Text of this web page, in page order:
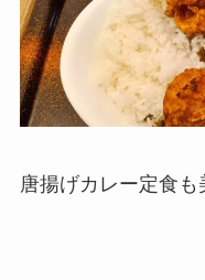
唐揚げカレー定食も